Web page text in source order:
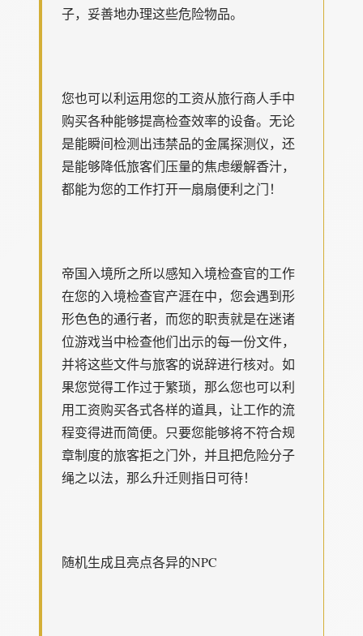
子，妥善地办理这些危险物品。
您也可以利运用您的工资从旅行商人手中
购买各种能够提高检查效率的设备。无论
是能瞬间检测出违禁品的金属探测仪，还
是能够降低旅客们压量的焦虑缓解香汁，
都能为您的工作打开一扇扇便利之门！
帝国入境所之所以感知入境检查官的工作
在您的入境检查官产涯在中，您会遇到形
形色色的通行者，而您的职责就是在迷诸
位游戏当中检查他们出示的每一份文件，
并将这些文件与旅客的说辞进行核对。如
果您觉得工作过于繁琐，那么您也可以利
用工资购买各式各样的道具，让工作的流
程变得进而简便。只要您能够将不符合规
章制度的旅客拒之门外，并且把危险分子
绳之以法，那么升迁则指日可待！
随机生成且亮点各异的NPC